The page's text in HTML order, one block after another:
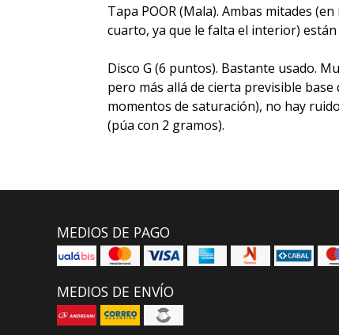
Tapa POOR (Mala). Ambas mitades
cuarto, ya que le falta el interior)
Disco G (6 puntos). Bastante usado.
pero más allá de cierta previsible
momentos de saturación), no hay
(púa con 2 gramos).
MEDIOS DE PAGO
MEDIOS DE ENVÍO